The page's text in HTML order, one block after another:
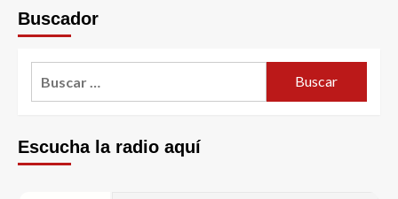
Buscador
Escucha la radio aquí